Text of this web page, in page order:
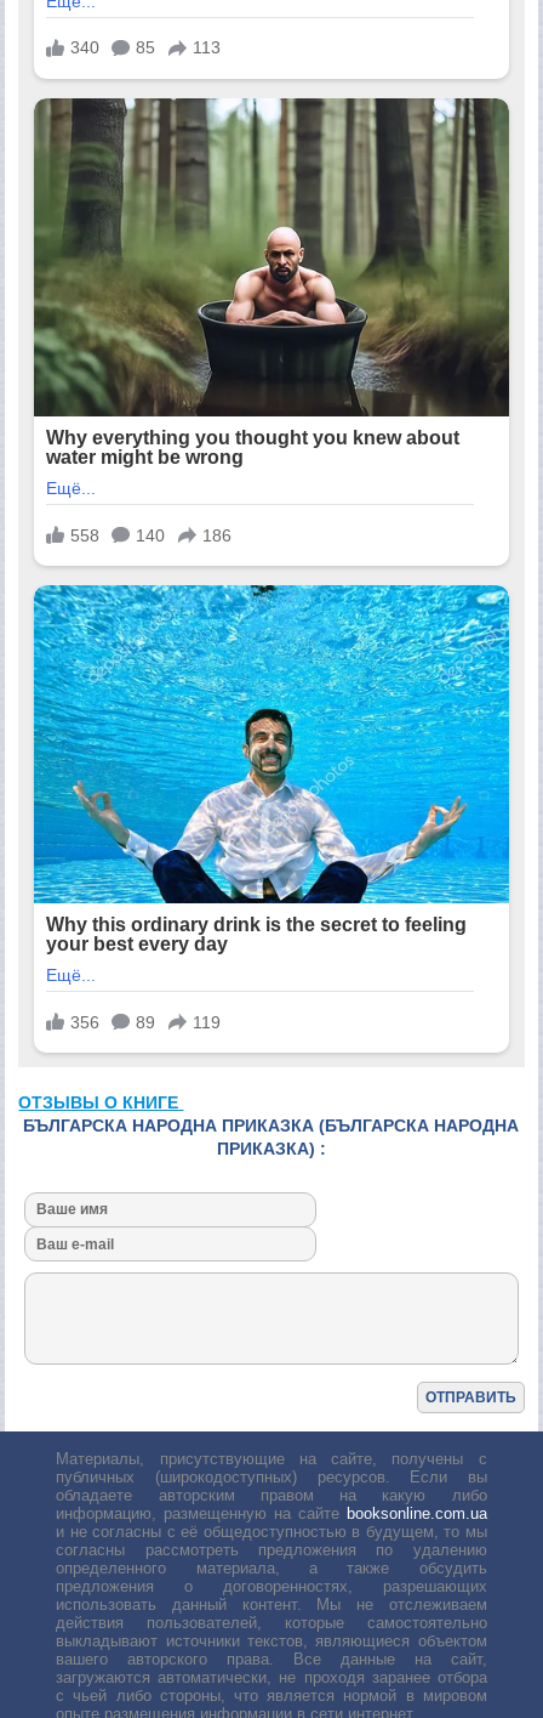
ОТЗЫВЫ О КНИГЕ
БЪЛГАРСКА НАРОДНА ПРИКАЗКА (БЪЛГАРСКА НАРОДНА
ПРИКАЗКА) :
Материалы, присутствующие на сайте, получены с
публичных (широкодоступных) ресурсов. Если вы
обладаете авторским правом на какую либо
информацию, размещенную на сайте booksonline.com.ua
и не согласны с её общедоступностью в будущем, то мы
согласны рассмотреть предложения по удалению
определенного материала, а также обсудить
предложения о договоренностях, разрешающих
использовать данный контент. Мы не отслеживаем
действия пользователей, которые самостоятельно
выкладывают источники текстов, являющиеся объектом
вашего авторского права. Все данные на сайт,
загружаются автоматически, не проходя заранее отбора
с чьей либо стороны, что является нормой в мировом
опыте размещения информации в сети интернет.